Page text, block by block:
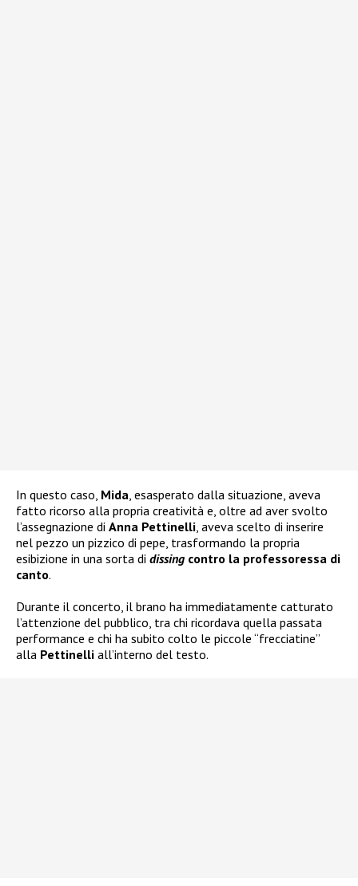
In questo caso, Mida , esasperato dalla situazione, aveva
fatto ricorso alla propria creatività e, oltre ad aver svolto
l’assegnazione di Anna Pettinelli , aveva scelto di inserire
nel pezzo un pizzico di pepe, trasformando la propria
esibizione in una sorta di dissing contro la professoressa di
canto.
Durante il concerto, il brano ha immediatamente catturato
l’attenzione del pubblico, tra chi ricordava quella passata
performance e chi ha subito colto le piccole “frecciatine”
alla Pettinelli all’interno del testo.